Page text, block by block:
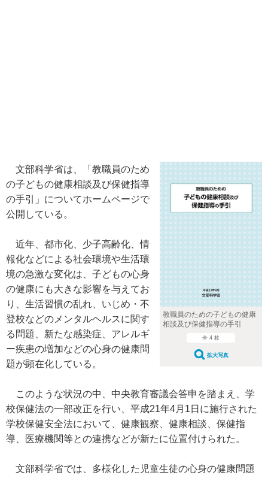
教職員のための子どもの健康
相談及び保健指導の手引
全 4 枚
拡大写真
文部科学省は、「教職員のため
の子どもの健康相談及び保健指導
の手引」についてホームページで
公開している。
近年、都市化、少子高齢化、情
報化などによる社会環境や生活環
境の急激な変化は、子どもの心身
の健康にも大きな影響を与えてお
り、生活習慣の乱れ、いじめ・不
登校などのメンタルヘルスに関す
る問題、新たな感染症、アレルギ
ー疾患の増加などの心身の健康問
題が顕在化している。
このような状況の中、中央教育審議会答申を踏まえ、学
校保健法の一部改正を行い、平成21年4月1日に施行された
学校保健安全法において、健康観察、健康相談、保健指
導、医療機関等との連携などが新たに位置付けられた。
文部科学省では、多様化した児童生徒の心身の健康問題